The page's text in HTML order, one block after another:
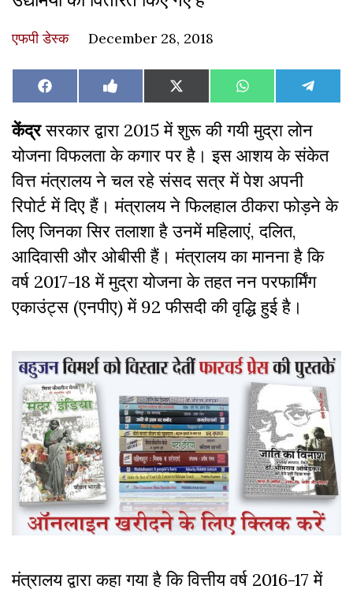
एफपी डेस्‍क December 28, 2018
Share
on
Facebook Share
on
Like
on
Facebook
Share
on
X
(Twitter)
Share
on
WhatsAppShare
on
केंद्रसरकार द्वारा 2015 में शुरू की गयी मुद्रा लोन
योजना विफलता के कगार पर है। इस आशय के संकेत
वित्त मंत्रालय ने चल रहे संसद सत्र में पेश अपनी
रिपोर्ट में दिए हैं। मंत्रालय ने फिलहाल ठीकरा फोड़ने के
लिए जिनका सिर तलाशा है उनमें महिलाएं, दलित,
आदिवासी और ओबीसी हैं। मंत्रालय का मानना है कि
वर्ष 2017-18 में मुद्रा योजना के तहत नन परफार्मिंग
एकाउंट्स (एनपीए) में 92 फीसदी की वृद्धि हुई है।
मंत्रालय द्वारा कहा गया है कि वित्तीय वर्ष 2016-17 में